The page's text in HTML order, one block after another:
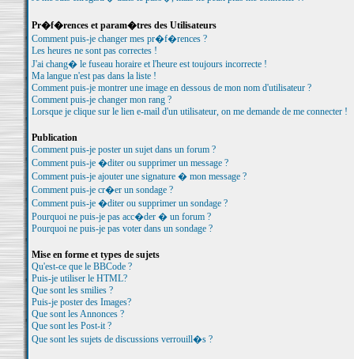
Pr�f�rences et param�tres des Utilisateurs
Comment puis-je changer mes pr�f�rences ?
Les heures ne sont pas correctes !
J'ai chang� le fuseau horaire et l'heure est toujours incorrecte !
Ma langue n'est pas dans la liste !
Comment puis-je montrer une image en dessous de mon nom d'utilisateur ?
Comment puis-je changer mon rang ?
Lorsque je clique sur le lien e-mail d'un utilisateur, on me demande de me connecter !
Publication
Comment puis-je poster un sujet dans un forum ?
Comment puis-je �diter ou supprimer un message ?
Comment puis-je ajouter une signature � mon message ?
Comment puis-je cr�er un sondage ?
Comment puis-je �diter ou supprimer un sondage ?
Pourquoi ne puis-je pas acc�der � un forum ?
Pourquoi ne puis-je pas voter dans un sondage ?
Mise en forme et types de sujets
Qu'est-ce que le BBCode ?
Puis-je utiliser le HTML?
Que sont les smilies ?
Puis-je poster des Images?
Que sont les Annonces ?
Que sont les Post-it ?
Que sont les sujets de discussions verrouill�s ?